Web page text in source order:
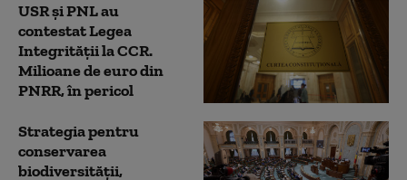
USR și PNL au
contestat Legea
Integrității la CCR.
Milioane de euro din
PNRR, în pericol
Strategia pentru
conservarea
biodiversității,